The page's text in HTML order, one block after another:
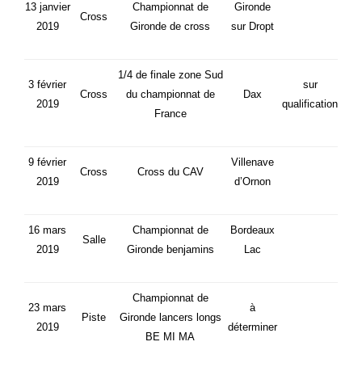
13 janvier
2019
Cross
Championnat de
Gironde de cross
Gironde
sur Dropt
3 février
2019
Cross
1/4 de finale zone Sud
du championnat de
France
Dax
sur
qualification
9 février
2019
Cross Cross du CAV
Villenave
d’Ornon
16 mars
2019
Salle
Championnat de
Gironde benjamins
Bordeaux
Lac
23 mars
2019
Piste
Championnat de
Gironde lancers longs
BE MI MA
à
déterminer